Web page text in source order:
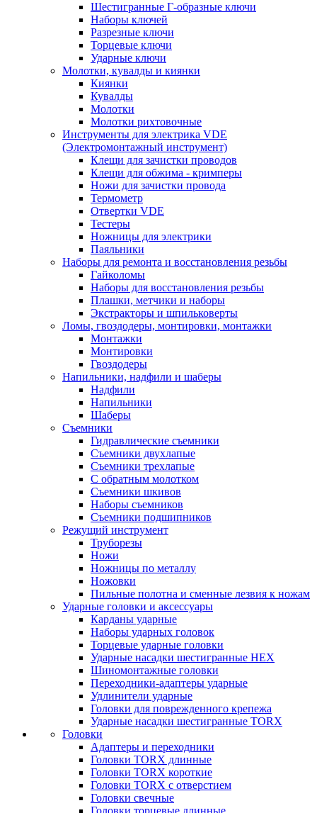
Шестигранные Г-образные ключи
Наборы ключей
Разрезные ключи
Торцевые ключи
Ударные ключи
Молотки, кувалды и киянки
Киянки
Кувалды
Молотки
Молотки рихтовочные
Инструменты для электрика VDE
(Электромонтажный инструмент)
Клещи для зачистки проводов
Клещи для обжима - кримперы
Ножи для зачистки провода
Термометр
Отвертки VDE
Тестеры
Ножницы для электрики
Паяльники
Наборы для ремонта и восстановления резьбы
Гайколомы
Наборы для восстановления резьбы
Плашки, метчики и наборы
Экстракторы и шпильковерты
Ломы, гвоздодеры, монтировки, монтажки
Монтажки
Монтировки
Гвоздодеры
Напильники, надфили и шаберы
Надфили
Напильники
Шаберы
Съемники
Гидравлические съемники
Съемники двухлапые
Съемники трехлапые
С обратным молотком
Съемники шкивов
Наборы съемников
Съемники подшипников
Режущий инструмент
Труборезы
Ножи
Ножницы по металлу
Ножовки
Пильные полотна и сменные лезвия к ножам
Ударные головки и аксессуары
Карданы ударные
Наборы ударных головок
Торцевые ударные головки
Ударные насадки шестигранные HEX
Шиномонтажные головки
Переходники-адаптеры ударные
Удлинители ударные
Головки для поврежденного крепежа
Ударные насадки шестигранные TORX
Головки
Адаптеры и переходники
Головки TORX длинные
Головки TORX короткие
Головки TORX с отверстием
Головки свечные
Головки торцевые длинные